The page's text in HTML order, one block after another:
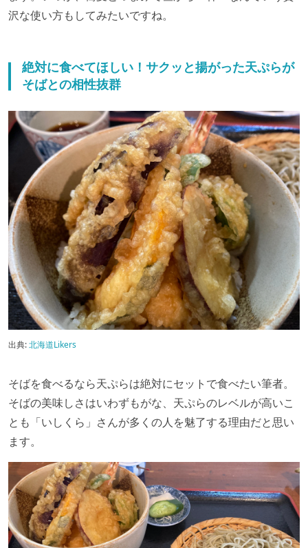
沢な使い方もしてみたいですね。
絶対に食べてほしい！サクッと揚がった天ぷらが
そばとの相性抜群
出典:北海道Likers
そばを食べるなら天ぷらは絶対にセットで食べたい筆者。
そばの美味しさはいわずもがな、天ぷらのレベルが高いこ
とも「いしくら」さんが多くの人を魅了する理由だと思い
ます。